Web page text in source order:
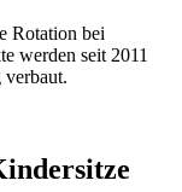
Rotation bei
werden seit 2011
verbaut.